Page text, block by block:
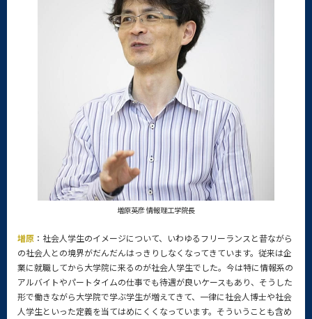
増原英彦 情報理工学院長
増原 ：社会人学生のイメージについて、いわゆるフリーランスと昔ながら
の社会人との境界がだんだんはっきりしなくなってきています。従来は企
業に就職してから大学院に来るのが社会人学生でした。今は特に情報系の
アルバイトやパートタイムの仕事でも待遇が良いケースもあり、そうした
形で働きながら大学院で学ぶ学生が増えてきて、一律に社会人博士や社会
人学生といった定義を当てはめにくくなっています。そういうことも含め